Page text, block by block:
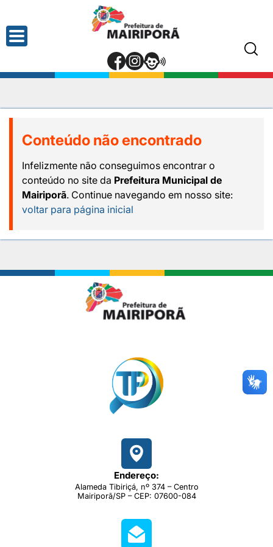
Conteúdo não encontrado
Infelizmente não conseguimos encontrar o
conteúdo no site da Prefeitura Municipal de
Mairiporã. Continue navegando em nosso site:
voltar para página inicial
Endereço:
Alameda Tibiriçá, nº 374 – Centro
Mairiporã/SP – CEP: 07600-084